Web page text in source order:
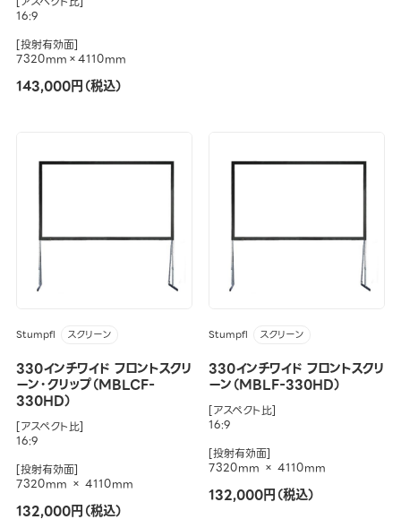
16:9
[投射有効面]
7320mm×4110mm
143,000円（税込）
Stumpfl スクリーン
330インチワイド フロントスクリ
ーン・クリップ（MBLCF-
330HD）
[アスペクト比]
16:9
[投射有効面]
7320mm × 4110mm
132,000円（税込）
Stumpfl スクリーン
330インチワイド フロントスクリ
ーン（MBLF-330HD）
[アスペクト比]
16:9
[投射有効面]
7320mm × 4110mm
132,000円（税込）